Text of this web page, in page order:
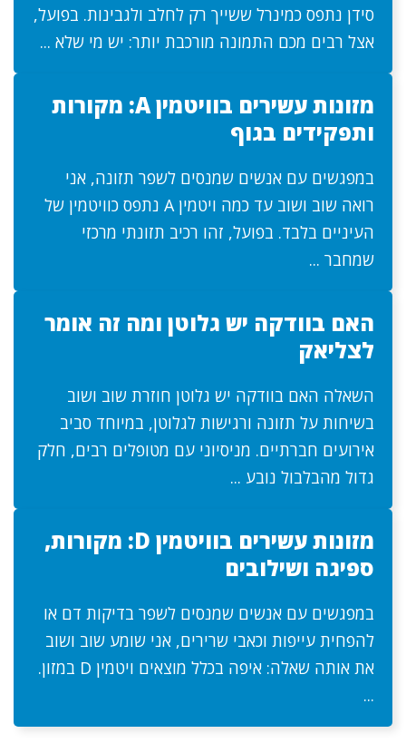
סידן נתפס כמינרל ששייך רק לחלב ולגבינות. בפועל,
אצל רבים מכם התמונה מורכבת יותר: יש מי שלא ...
מזונות עשירים בוויטמין A: מקורות
ותפקידים בגוף
במפגשים עם אנשים שמנסים לשפר תזונה, אני
רואה שוב ושוב עד כמה ויטמין A נתפס כוויטמין של
העיניים בלבד. בפועל, זהו רכיב תזונתי מרכזי
שמחבר ...
האם בוודקה יש גלוטן ומה זה אומר
לצליאק
השאלה האם בוודקה יש גלוטן חוזרת שוב ושוב
בשיחות על תזונה ורגישות לגלוטן, במיוחד סביב
אירועים חברתיים. מניסיוני עם מטופלים רבים, חלק
גדול מהבלבול נובע ...
מזונות עשירים בוויטמין D: מקורות,
ספיגה ושילובים
במפגשים עם אנשים שמנסים לשפר בדיקות דם או
להפחית עייפות וכאבי שרירים, אני שומע שוב ושוב
את אותה שאלה: איפה בכלל מוצאים ויטמין D במזון.
...